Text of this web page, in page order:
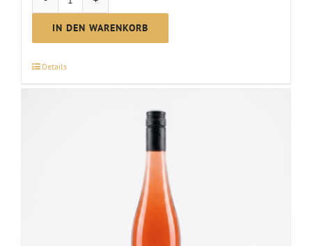
MC
Muskateller
trocken
IN DEN WARENKORB
Details